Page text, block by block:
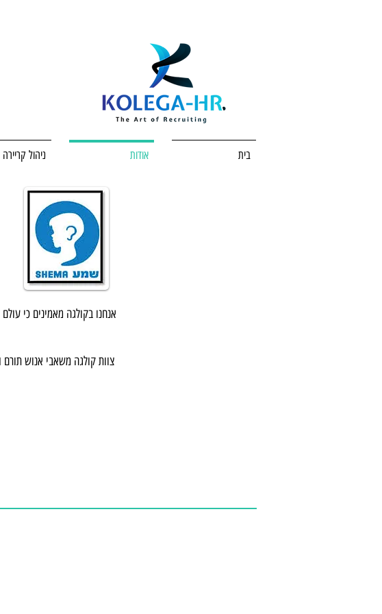
ניהול קריירה אודות בית
אנחנו בקולגה מאמינים כי
צוות קולגה משאבי אנוש תורם